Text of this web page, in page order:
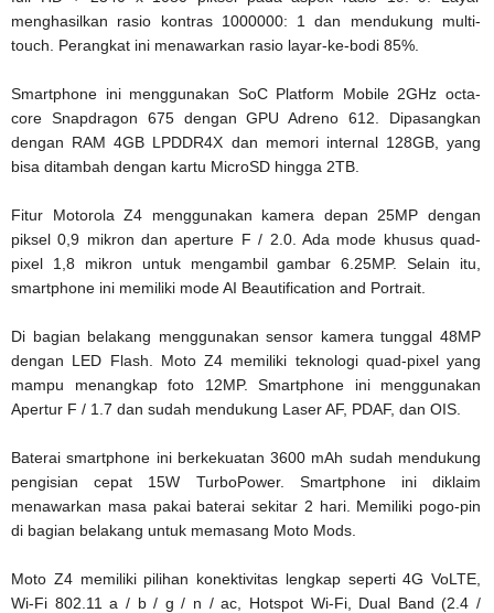
menghasilkan rasio kontras 1000000: 1 dan mendukung multi-
touch. Perangkat ini menawarkan rasio layar-ke-bodi 85%.
Smartphone ini menggunakan SoC Platform Mobile 2GHz octa-
core Snapdragon 675 dengan GPU Adreno 612. Dipasangkan
dengan RAM 4GB LPDDR4X dan memori internal 128GB, yang
bisa ditambah dengan kartu MicroSD hingga 2TB.
Fitur Motorola Z4 menggunakan kamera depan 25MP dengan
piksel 0,9 mikron dan aperture F / 2.0. Ada mode khusus quad-
pixel 1,8 mikron untuk mengambil gambar 6.25MP. Selain itu,
smartphone ini memiliki mode AI Beautification and Portrait.
Di bagian belakang menggunakan sensor kamera tunggal 48MP
dengan LED Flash. Moto Z4 memiliki teknologi quad-pixel yang
mampu menangkap foto 12MP. Smartphone ini menggunakan
Apertur F / 1.7 dan sudah mendukung Laser AF, PDAF, dan OIS.
Baterai smartphone ini berkekuatan 3600 mAh sudah mendukung
pengisian cepat 15W TurboPower. Smartphone ini diklaim
menawarkan masa pakai baterai sekitar 2 hari. Memiliki pogo-pin
di bagian belakang untuk memasang Moto Mods.
Moto Z4 memiliki pilihan konektivitas lengkap seperti 4G VoLTE,
Wi-Fi 802.11 a / b / g / n / ac, Hotspot Wi-Fi, Dual Band (2.4 /